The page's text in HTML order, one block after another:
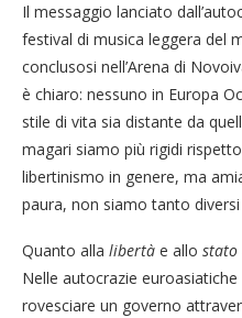
Il messaggio lanciato
festival di musica leggera del
conclusosi nell’Arena di
è chiaro: nessuno in Europa
stile di vita sia distante da
magari siamo più rigidi
libertinismo in genere, ma
paura, non siamo tanto diversi
Quanto alla libertà e allo
Nelle autocrazie
rovesciare un governo